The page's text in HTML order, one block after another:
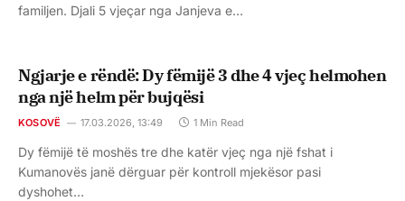
familjen. Djali 5 vjeçar nga Janjeva e…
Ngjarje e rëndë: Dy fëmijë 3 dhe 4 vjeç helmohen
nga një helm për bujqësi
KOSOVË 17.03.2026, 13:49 1 Min Read
Dy fëmijë të moshës tre dhe katër vjeç nga një fshat i
Kumanovës janë dërguar për kontroll mjekësor pasi
dyshohet…